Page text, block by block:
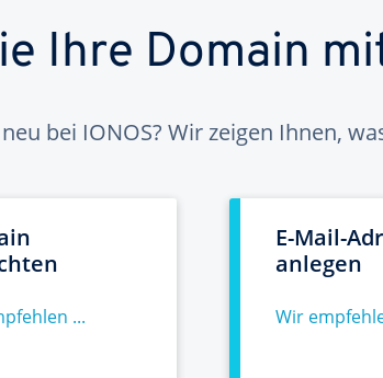
Ihre Domain
bei IONOS? Wir zeigen Ihnen,
...
E-Mail-
anlegen
Wir